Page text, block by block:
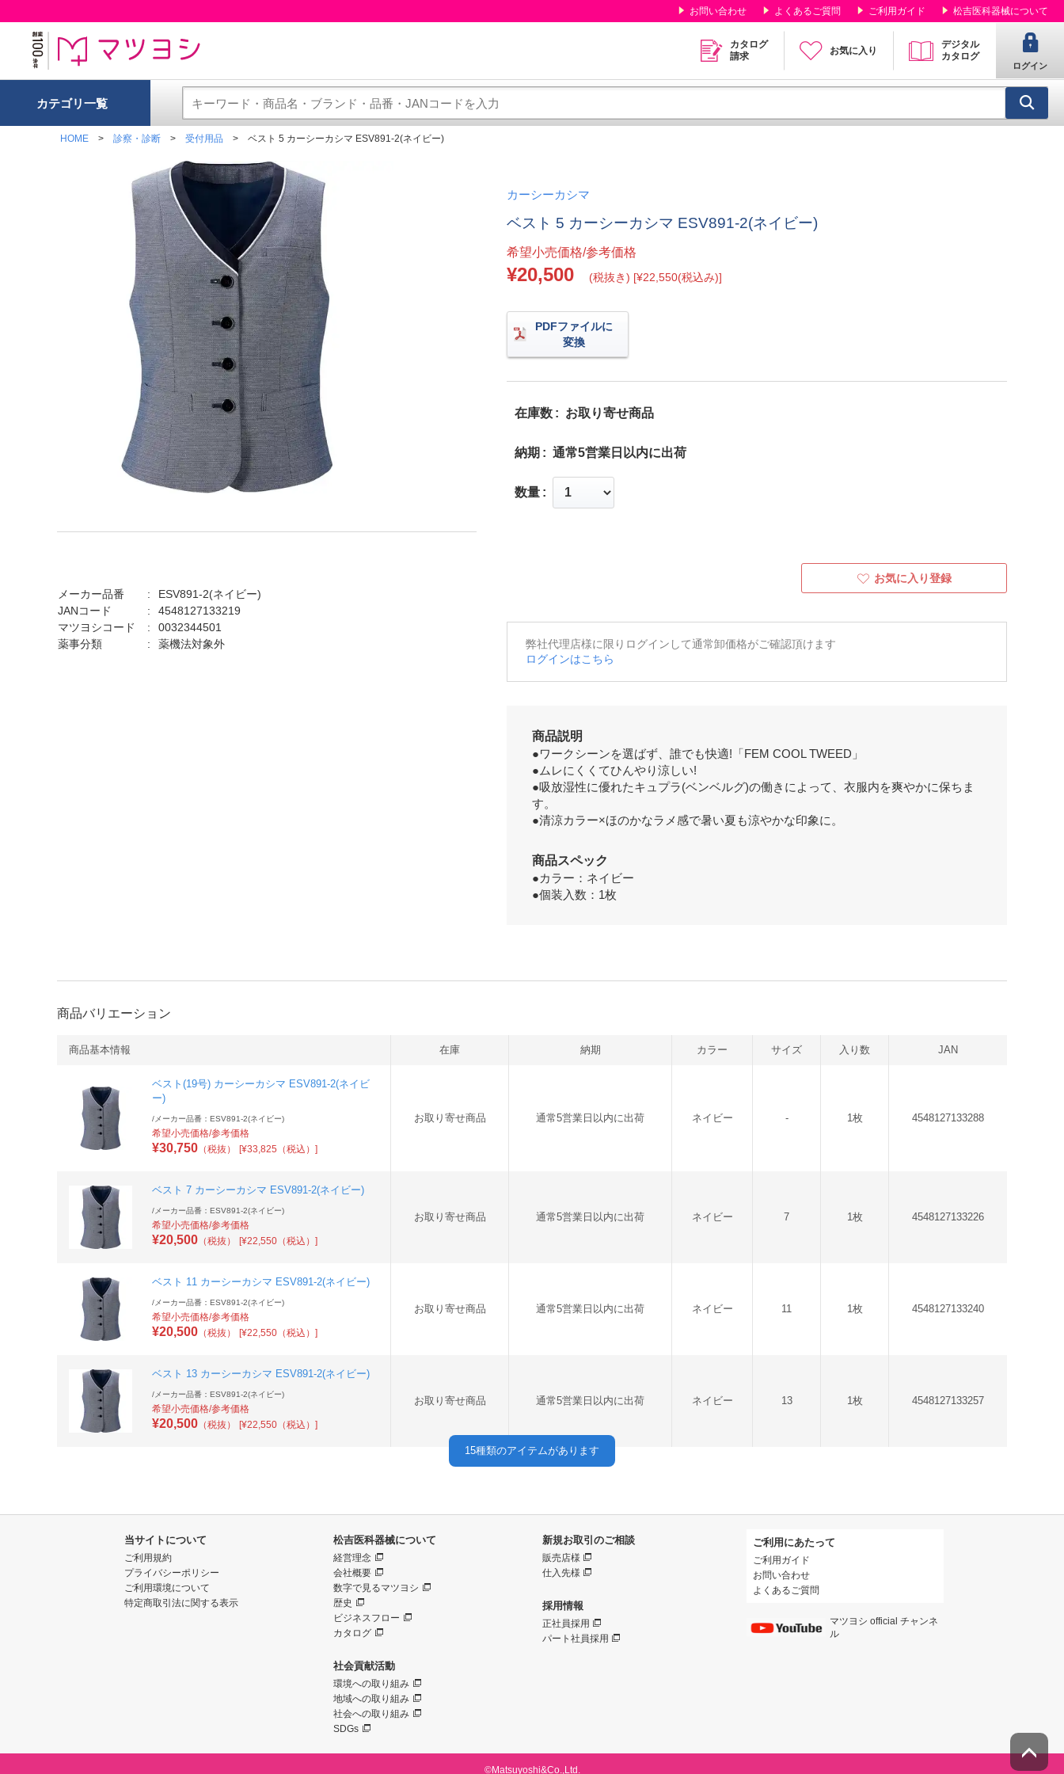
お問い合わせ よくあるご質問 ご利用ガイド 松吉医科器械について
カタログ
請求
お気に入り
デジタル
カタログ
ログイン
カテゴリ一覧
HOME 診察・診断 受付用品 ベスト 5 カーシーカシマ ESV891-2(ネイビー)
メーカー品番
ESV891-2(ネイビー)
JANコード
4548127133219
マツヨシコード
0032344501
薬事分類
薬機法対象外
カーシーカシマ
ベスト 5 カーシーカシマ ESV891-2(ネイビー)
希望小売価格/参考価格
¥20,500 (税抜き) [¥22,550(税込み)]
PDFファイルに
変換
在庫数 お取り寄せ商品
納期 通常5営業日以内に出荷
数量
お気に入り登録
弊社代理店様に限りログインして通常卸価格がご確認頂けます
ログインはこちら
商品説明
●ワークシーンを選ばず、誰でも快適!「FEM COOL TWEED」
●ムレにくくてひんやり涼しい!
●吸放湿性に優れたキュプラ(ベンベルグ)の働きによって、衣服内を爽やかに保ちま
す。
●清涼カラー×ほのかなラメ感で暑い夏も涼やかな印象に。
商品スペック
●カラー：ネイビー
●個装入数：1枚
商品バリエーション
商品基本情報 在庫 納期 カラー サイズ 入り数 JAN
ベスト(19号) カーシーカシマ ESV891-2(ネイビ
ー)
/ メーカー品番：ESV891-2(ネイビー)
希望小売価格/参考価格
¥30,750 （税抜） [¥33,825（税込）]
お取り寄せ商品 通常5営業日以内に出荷 ネイビー - 1枚 4548127133288
ベスト 7 カーシーカシマ ESV891-2(ネイビー)
/ メーカー品番：ESV891-2(ネイビー)
希望小売価格/参考価格
¥20,500 （税抜） [¥22,550（税込）]
お取り寄せ商品 通常5営業日以内に出荷 ネイビー 7 1枚 4548127133226
ベスト 11 カーシーカシマ ESV891-2(ネイビー)
/ メーカー品番：ESV891-2(ネイビー)
希望小売価格/参考価格
¥20,500 （税抜） [¥22,550（税込）]
お取り寄せ商品 通常5営業日以内に出荷 ネイビー 11 1枚 4548127133240
ベスト 13 カーシーカシマ ESV891-2(ネイビー)
/ メーカー品番：ESV891-2(ネイビー)
希望小売価格/参考価格
¥20,500 （税抜） [¥22,550（税込）]
お取り寄せ商品 通常5営業日以内に出荷 ネイビー 13 1枚 4548127133257
15種類のアイテムがあります
当サイトについて
ご利用規約
プライバシーポリシー
ご利用環境について
特定商取引法に関する表示
松吉医科器械について
経営理念
会社概要
数字で見るマツヨシ
歴史
ビジネスフロー
カタログ
社会貢献活動
環境への取り組み
地域への取り組み
社会への取り組み
SDGs
新規お取引のご相談
販売店様
仕入先様
採用情報
正社員採用
パート社員採用
ご利用にあたって
ご利用ガイド
お問い合わせ
よくあるご質問
マツヨシ official チャンネ
ル
©Matsuyoshi&Co.,Ltd.